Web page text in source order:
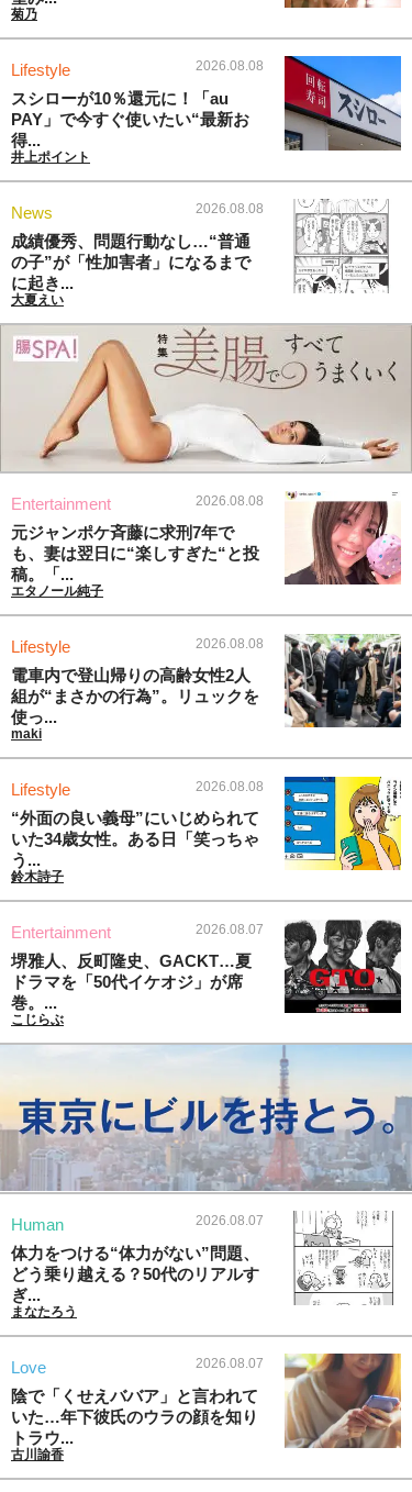
菊乃
Lifestyle 2026.08.08
スシローが10％還元に！「au
PAY」で今すぐ使いたい“最新お
得...
井上ポイント
News 2026.08.08
成績優秀、問題行動なし…“普通
の子”が「性加害者」になるまで
に起き...
大夏えい
Entertainment 2026.08.08
元ジャンポケ斉藤に求刑7年で
も、妻は翌日に“楽しすぎた“と投
稿。「...
エタノール純子
Lifestyle 2026.08.08
電車内で登山帰りの高齢女性2人
組が“まさかの行為”。リュックを
使っ...
maki
Lifestyle 2026.08.08
“外面の良い義母”にいじめられて
いた34歳女性。ある日「笑っちゃ
う...
鈴木詩子
Entertainment 2026.08.07
堺雅人、反町隆史、GACKT…夏
ドラマを「50代イケオジ」が席
巻。...
こじらぶ
Human 2026.08.07
体力をつける“体力がない”問題、
どう乗り越える？50代のリアルす
ぎ...
まなたろう
Love 2026.08.07
陰で「くせえババア」と言われて
いた…年下彼氏のウラの顔を知り
トラウ...
古川諭香